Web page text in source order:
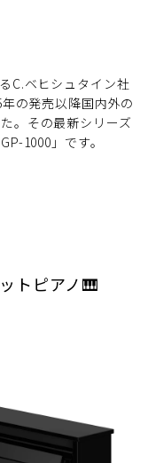
C.ベヒシュタイン社
の発売以降国内外の
。その最新シリーズ
1000」です。
トピアノ🎹